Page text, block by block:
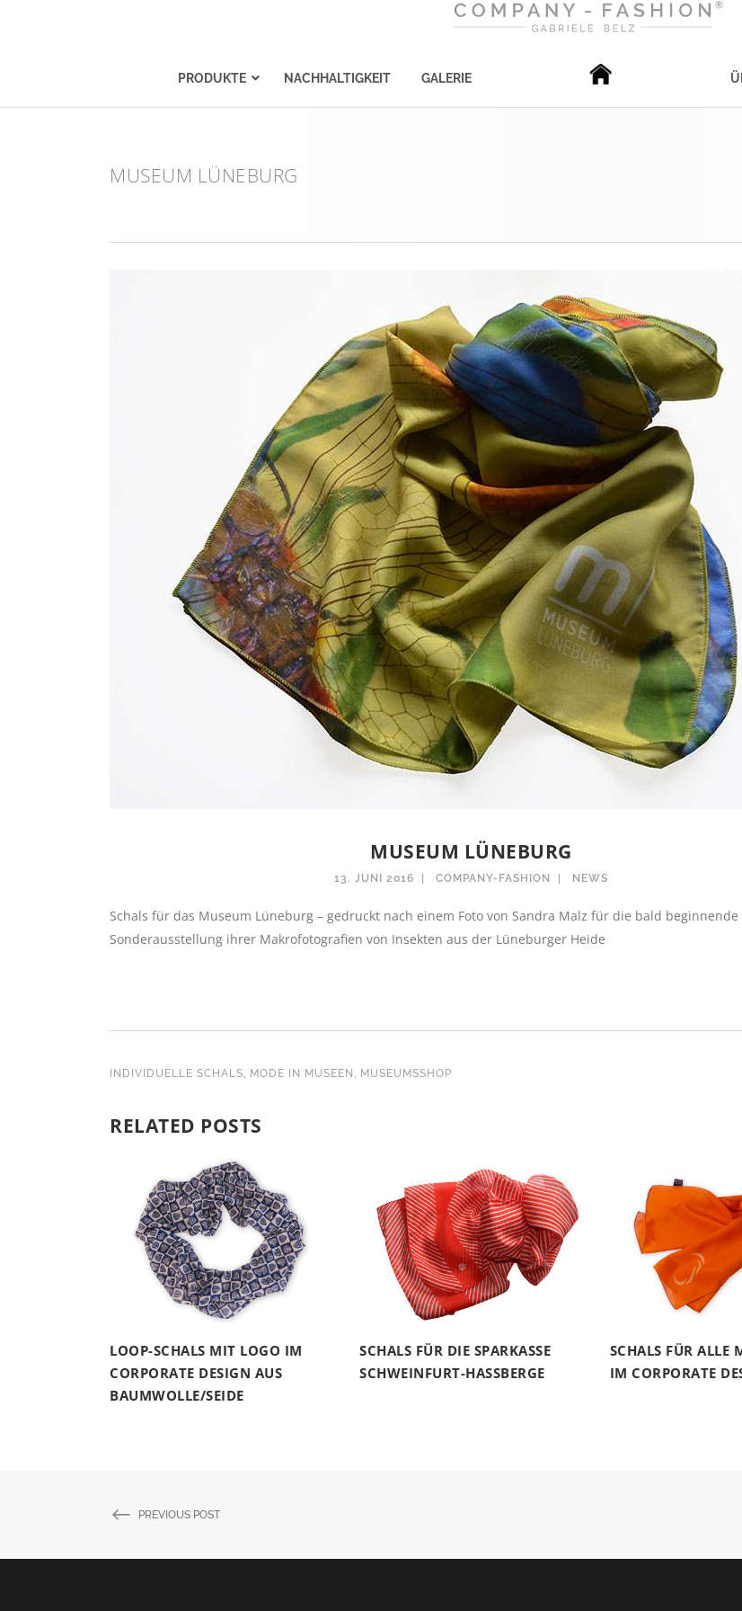
PRODUKTE NACHHALTIGKEIT GALERIE
MUSEUM LÜNEBURG
MUSEUM LÜNEBURG
13. JUNI 2016 COMPANY-FASHION NEWS
Schals für das Museum Lüneburg – gedruckt nach einem Foto von Sandra Malz für die bald beginnende
Sonderausstellung ihrer Makrofotografien von Insekten aus der Lüneburger Heide
INDIVIDUELLE SCHALS MODE IN MUSEEN MUSEUMSSHOP
RELATED POSTS
LOOP-SCHALS MIT LOGO IM
CORPORATE DESIGN AUS
BAUMWOLLE/SEIDE
SCHALS FÜR DIE SPARKASSE
SCHWEINFURT-HASSBERGE
SCHALS FÜR ALLE
IM CORPORATE
PREVIOUS POST